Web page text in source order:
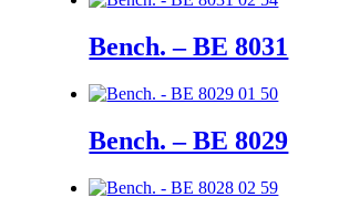
Bench. – BE 8031
Bench. – BE 8029